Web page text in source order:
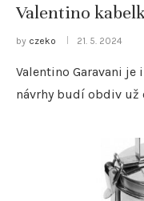
Valentino
by czeko 21. 5. 2024
Valentino Garavani je
návrhy budí obdiv už